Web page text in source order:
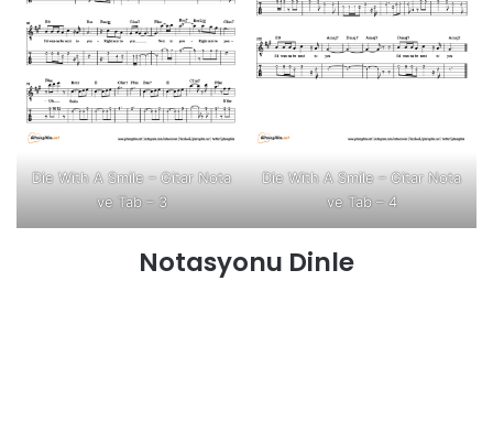
Die With A Smile – Gitar Nota
ve Tab – 3
Die With A Smile – Gitar Nota
ve Tab – 4
Notasyonu Dinle